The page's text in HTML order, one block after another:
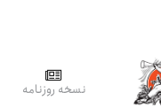
نسخه روزنامه